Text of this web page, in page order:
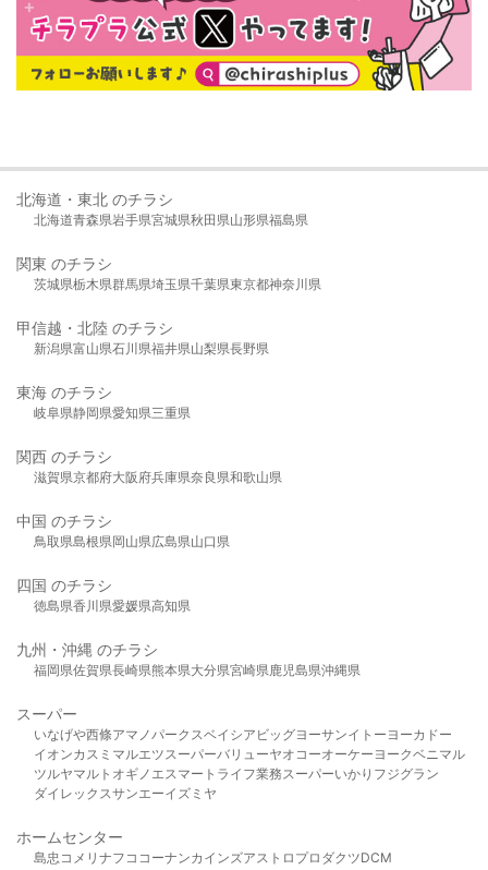
北海道・東北 のチラシ
北海道青森県岩手県宮城県秋田県山形県福島県
関東 のチラシ
茨城県栃木県群馬県埼玉県千葉県東京都神奈川県
甲信越・北陸 のチラシ
新潟県富山県石川県福井県山梨県長野県
東海 のチラシ
岐阜県静岡県愛知県三重県
関西 のチラシ
滋賀県京都府大阪府兵庫県奈良県和歌山県
中国 のチラシ
鳥取県島根県岡山県広島県山口県
四国 のチラシ
徳島県香川県愛媛県高知県
九州・沖縄 のチラシ
福岡県佐賀県長崎県熊本県大分県宮崎県鹿児島県沖縄県
スーパー
いなげや西條アマノパークスベイシア ビッグヨーサンイトーヨーカドー
イオンカスミ マルエツスーパーバリューヤオコーオーケー ヨークベニマル
ツルヤマルト オギノ エスマート ライフ業務スーパーいかり フジグラン
ダイレックスサンエーイズミヤ
ホームセンター
島忠 コメリ ナフコ コーナンカインズアストロプロダクツDCM